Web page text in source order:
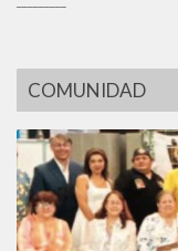
COMUNIDAD